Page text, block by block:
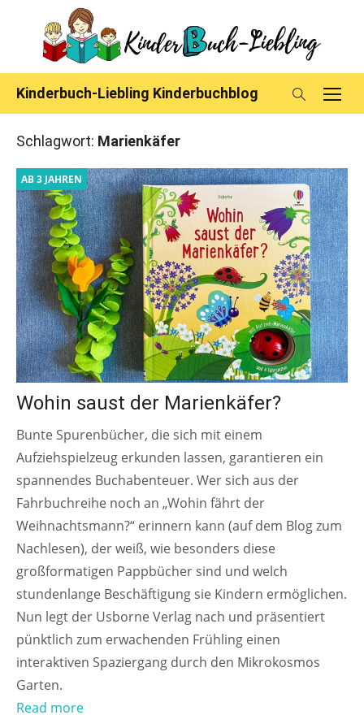
content
Kinderbuch-Liebling Kinderbuchblog
Schlagwort: Marienkäfer
AB 3 JAHREN
Wohin saust der Marienkäfer?
Bunte Spurenbücher, die sich mit einem
Aufziehspielzeug erkunden lassen, garantieren ein
spannendes Buchabenteuer. Wer sich aus der
Fahrbuchreihe noch an „Wohin fährt der
Weihnachtsmann?“ erinnern kann (auf dem Blog zum
Nachlesen), der weiß, wie besonders diese
großformatigen Pappbücher sind und welch
stundenlange Beschäftigung sie Kindern ermöglichen.
Nun legt der Usborne Verlag nach und präsentiert
pünktlich zum erwachenden Frühling einen
interaktiven Spaziergang durch den Mikrokosmos
Garten.
Read more